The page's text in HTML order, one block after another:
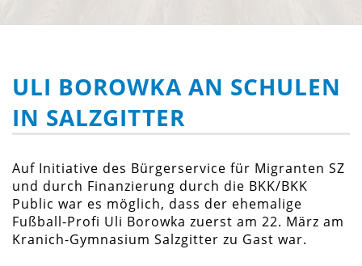
ULI BOROWKA AN SCHULEN
IN SALZGITTER
Auf Initiative des Bürgerservice für Migranten SZ
und durch Finanzierung durch die BKK/BKK
Public war es möglich, dass der ehemalige
Fußball-Profi Uli Borowka zuerst am 22. März am
Kranich-Gymnasium Salzgitter zu Gast war.